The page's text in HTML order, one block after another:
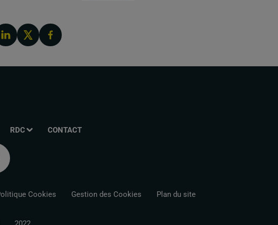
RDC CONTACT
Cookies Gestion des Cookies Plan du site